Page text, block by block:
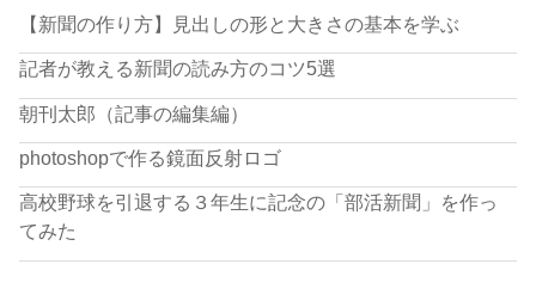
【新聞の作り方】見出しの形と大きさの基本を学ぶ
記者が教える新聞の読み方のコツ5選
朝刊太郎（記事の編集編）
photoshopで作る鏡面反射ロゴ
高校野球を引退する３年生に記念の「部活新聞」を作っ
てみた